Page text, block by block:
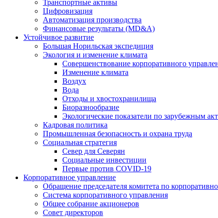
Транспортные активы
Цифровизация
Автоматизация производства
Финансовые результаты (MD&A)
Устойчивое развитие
Большая Норильская экспедиция
Экология и изменение климата
Совершенствование корпоративного
Изменение климата
Воздух
Вода
Отходы и хвостохранилища
Биоразнообразие
Экологические показатели по зарубежным
Кадровая политика
Промышленная безопасность и охрана труда
Социальная стратегия
Север для Северян
Социальные инвестиции
Первые против COVID‑19
Корпоративное управление
Обращение председателя комитета по
Система корпоративного управления
Общее собрание акционеров
Совет директоров